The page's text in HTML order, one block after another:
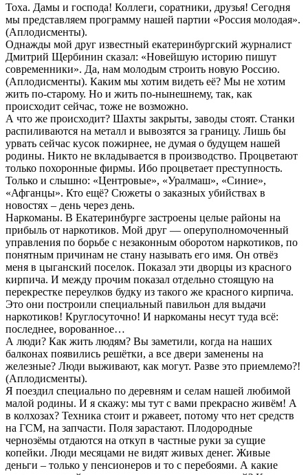
Тоха. Дамы и господа! Коллеги, соратники, друзья! Сегодня
мы представляем программу нашей партии «Россия молодая».
(Аплодисменты).
Однажды мой друг известный екатеринбургский журналист
Дмитрий Щербинин сказал: «Новейшую историю пишут
современники». Да, нам молодым строить новую Россию.
(Аплодисменты). Каким мы хотим видеть её? Мы не хотим
жить по-старому. Но и жить по-нынешнему, так, как
происходит сейчас, тоже не возможно.
А что же происходит? Шахты закрыты, заводы стоят. Станки
распиливаются на металл и вывозятся за границу. Лишь бы
урвать сейчас кусок пожирнее, не думая о будущем нашей
родины. Никто не вкладывается в производство. Процветают
только похоронные фирмы. Ибо процветает преступность.
Только и слышно: «Центровые», «Уралмаш», «Синие»,
«Афганцы». Кто ещё? Сюжеты о заказных убийствах в
новостях – день через день.
Наркоманы. В Екатеринбурге застроены целые районы на
прибыль от наркотиков. Мой друг — оперуполномоченный
управления по борьбе с незаконным оборотом наркотиков, по
понятным причинам не стану называть его имя. Он отвёз
меня в цыганский поселок. Показал эти дворцы из красного
кирпича. И между прочим показал отдельно стоящую на
перекрестке переулков будку из такого же красного кирпича.
Это они построили специальный павильон для выдачи
наркотиков! Круглосуточно! И наркоманы несут туда всё:
последнее, ворованное…
А люди? Как жить людям? Вы заметили, когда на наших
балконах появились решётки, а все двери заменены на
железные? Люди выживают, как могут. Разве это приемлемо?!
(Аплодисменты).
Я поездил специально по деревням и селам нашей любимой
малой родины. И я скажу: мы тут с вами прекрасно живём! А
в колхозах? Техника стоит и ржавеет, потому что нет средств
на ГСМ, на запчасти. Поля зарастают. Плодородные
чернозёмы отдаются на откуп в частные руки за сущие
копейки. Люди месяцами не видят живых денег. Живые
деньги – только у пенсионеров и то с перебоями. А какие